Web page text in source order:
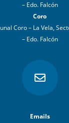
– Edo. Falcón
Coro
Coro – La Vela,
– Edo. Falcón

Emails